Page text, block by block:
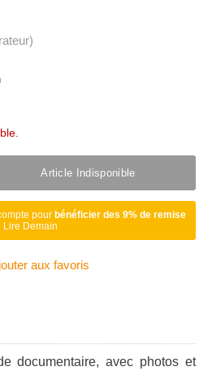
Article Indisponible
pour bénéficier des 9% de remise
Lire Demain
aux favoris
documentaire, avec photos et